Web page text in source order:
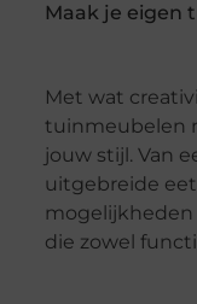
Maak je eigen
Met wat
tuinmeubelen
jouw stijl. Van
uitgebreide
die zowel